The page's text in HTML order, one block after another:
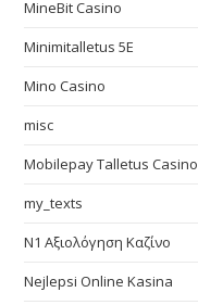
MineBit Casino
Minimitalletus 5E
Mino Casino
misc
Mobilepay Talletus Casino
my_texts
N1 Αξιολόγηση Καζίνο
Nejlepsi Online Kasina